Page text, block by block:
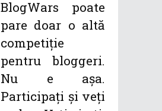
BlogWars poate
pare doar o altă
competiție
pentru bloggeri.
Nu e așa.
Participați și veți